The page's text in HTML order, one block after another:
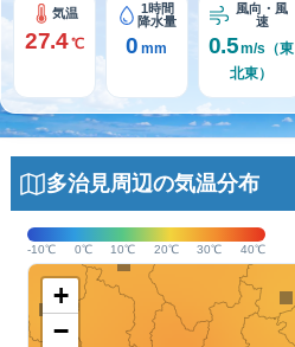
気温
27.4℃
1時間
降水量
0 mm
風向・風
速
0.5 m/s（東
北東）
多治見周辺の気温分布
-10℃ 0℃ 10℃ 20℃ 30℃ 40℃
+
−